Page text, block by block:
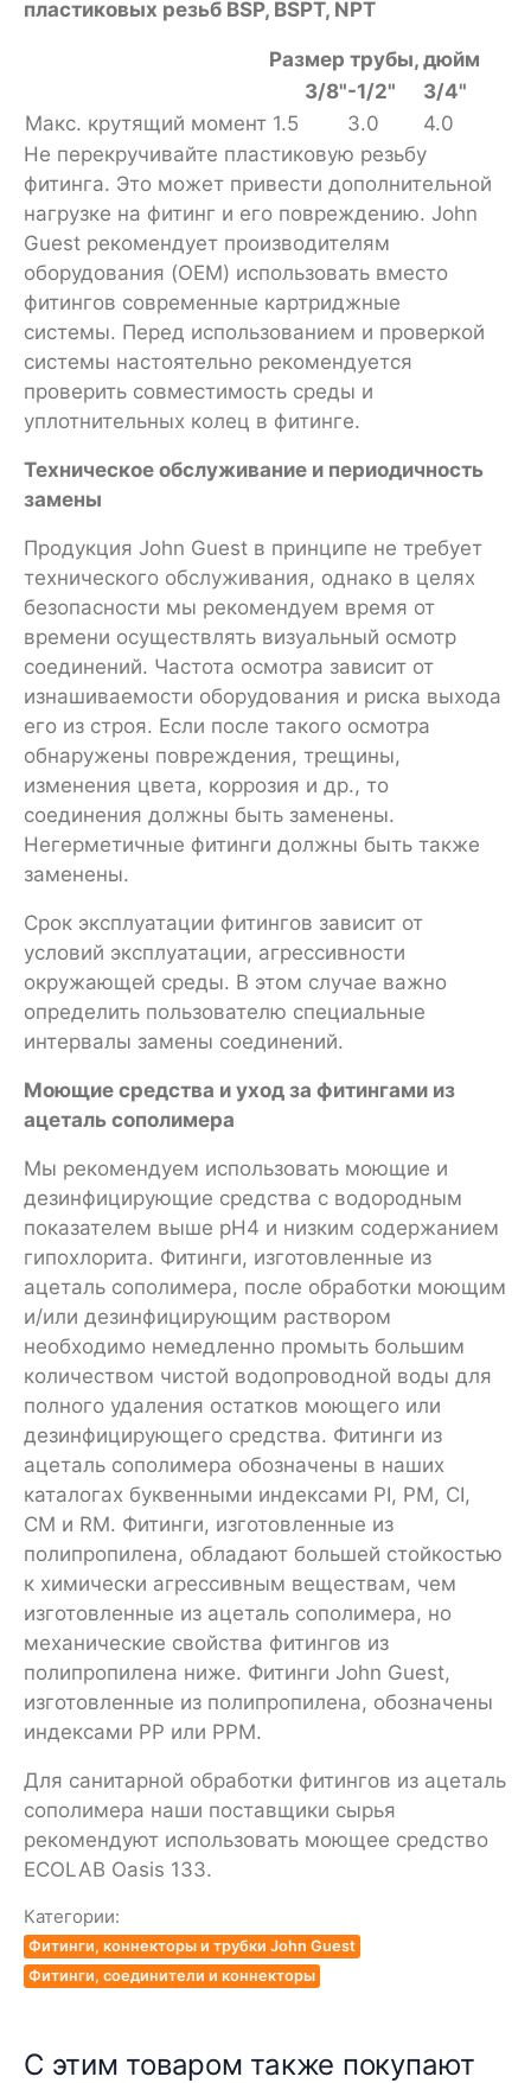
пластиковых резьб BSP, BSPT, NPT
Размер трубы, дюйм
3/8"-1/2"
3/4"
Макс. крутящий момент 1.5 3.0
4.0
Не перекручивайте пластиковую резьбу
фитинга. Это может привести дополнительной
нагрузке на фитинг и его повреждению. John
Guest рекомендует производителям
оборудования (OEM) использовать вместо
фитингов современные картриджные
системы. Перед использованием и проверкой
системы настоятельно рекомендуется
проверить совместимость среды и
уплотнительных колец в фитинге.
Техническое обслуживание и периодичность
замены
Продукция John Guest в принципе не требует
технического обслуживания, однако в целях
безопасности мы рекомендуем время от
времени осуществлять визуальный осмотр
соединений. Частота осмотра зависит от
изнашиваемости оборудования и риска выхода
его из строя. Если после такого осмотра
обнаружены повреждения, трещины,
изменения цвета, коррозия и др., то
соединения должны быть заменены.
Негерметичные фитинги должны быть также
заменены.
Срок эксплуатации фитингов зависит от
условий эксплуатации, агрессивности
окружающей среды. В этом случае важно
определить пользователю специальные
интервалы замены соединений.
Моющие средства и уход за фитингами из
ацеталь сополимера
Мы рекомендуем использовать моющие и
дезинфицирующие средства с водородным
показателем выше pH4 и низким содержанием
гипохлорита. Фитинги, изготовленные из
ацеталь сополимера, после обработки моющим
и/или дезинфицирующим раствором
необходимо немедленно промыть большим
количеством чистой водопроводной воды для
полного удаления остатков моющего или
дезинфицирующего средства. Фитинги из
ацеталь сополимера обозначены в наших
каталогах буквенными индексами PI, PM, CI,
CM и RM. Фитинги, изготовленные из
полипропилена, обладают большей стойкостью
к химически агрессивным веществам, чем
изготовленные из ацеталь сополимера, но
механические свойства фитингов из
полипропилена ниже. Фитинги John Guest,
изготовленные из полипропилена, обозначены
индексами PP или РРМ.
Для санитарной обработки фитингов из ацеталь
сополимера наши поставщики сырья
рекомендуют использовать моющее средство
ECOLAB Oasis 133.
Категории:
Фитинги, коннекторы и трубки John Guest
Фитинги, соединители и коннекторы
С этим товаром также покупают